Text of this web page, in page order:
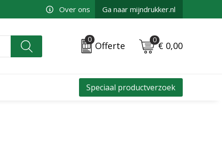
Over ons Ga naar mijndrukker.nl
0
Offerte
0
€ 0,00
Speciaal productverzoek